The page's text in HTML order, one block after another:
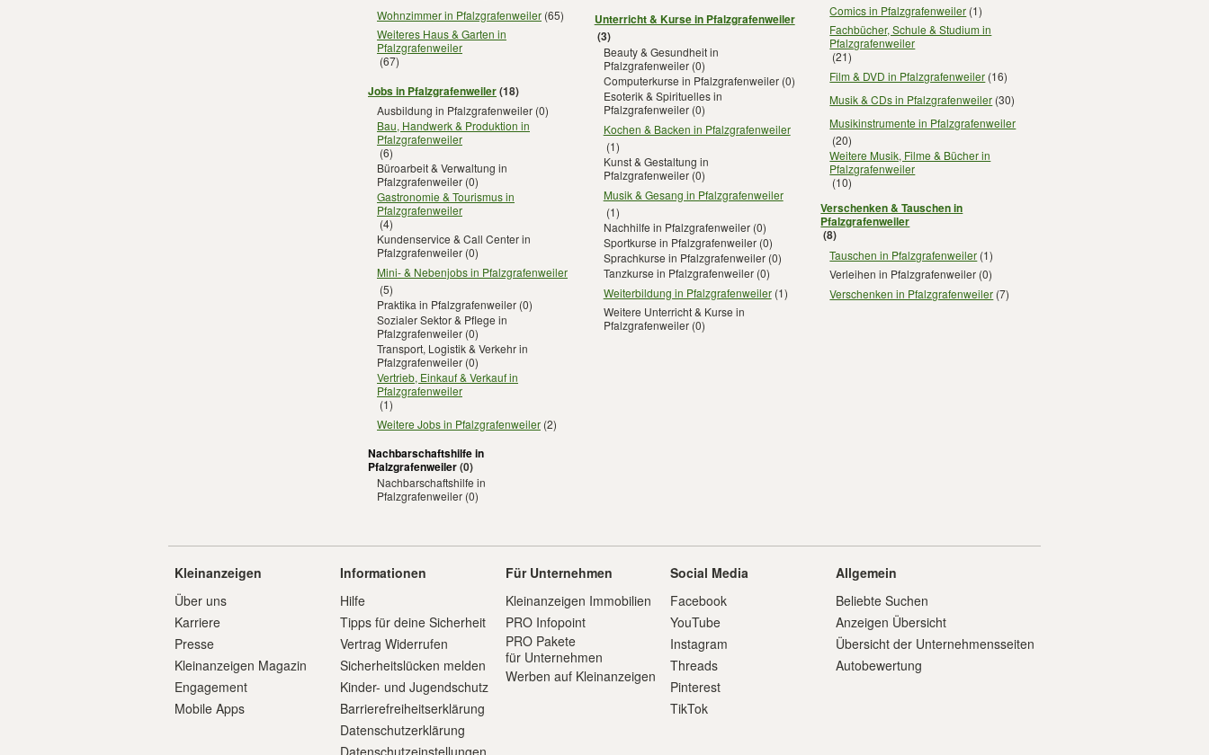
Wohnzimmer in Pfalzgrafenweiler (65)
Weiteres Haus & Garten in
Pfalzgrafenweiler
(67)
Jobs in Pfalzgrafenweiler(18)
Ausbildung in Pfalzgrafenweiler (0)
Bau, Handwerk & Produktion in
Pfalzgrafenweiler
(6)
Büroarbeit & Verwaltung in
Pfalzgrafenweiler (0)
Gastronomie & Tourismus in
Pfalzgrafenweiler
(4)
Kundenservice & Call Center in
Pfalzgrafenweiler (0)
Mini- & Nebenjobs in Pfalzgrafenweiler
(5)
Praktika in Pfalzgrafenweiler (0)
Sozialer Sektor & Pflege in
Pfalzgrafenweiler (0)
Transport, Logistik & Verkehr in
Pfalzgrafenweiler (0)
Vertrieb, Einkauf & Verkauf in
Pfalzgrafenweiler
(1)
Weitere Jobs in Pfalzgrafenweiler (2)
Nachbarschaftshilfe in
Pfalzgrafenweiler(0)
Nachbarschaftshilfe in
Pfalzgrafenweiler (0)
Unterricht & Kurse in Pfalzgrafenweiler
(3)
Beauty & Gesundheit in
Pfalzgrafenweiler(0)
Computerkurse in Pfalzgrafenweiler(0)
Esoterik & Spirituelles in
Pfalzgrafenweiler(0)
Kochen & Backen in Pfalzgrafenweiler
(1)
Kunst & Gestaltung in
Pfalzgrafenweiler(0)
Musik & Gesang in Pfalzgrafenweiler
(1)
Nachhilfe in Pfalzgrafenweiler(0)
Sportkurse in Pfalzgrafenweiler(0)
Sprachkurse in Pfalzgrafenweiler(0)
Tanzkurse in Pfalzgrafenweiler(0)
Weiterbildung in Pfalzgrafenweiler(1)
Weitere Unterricht & Kurse in
Pfalzgrafenweiler(0)
Comics in Pfalzgrafenweiler (1)
Fachbücher, Schule & Studium in
Pfalzgrafenweiler
(21)
Film & DVD in Pfalzgrafenweiler (16)
Musik & CDs in Pfalzgrafenweiler (30)
Musikinstrumente in Pfalzgrafenweiler
(20)
Weitere Musik, Filme & Bücher in
Pfalzgrafenweiler
(10)
Verschenken & Tauschen in
Pfalzgrafenweiler
(8)
Tauschen in Pfalzgrafenweiler (1)
Verleihen in Pfalzgrafenweiler (0)
Verschenken in Pfalzgrafenweiler (7)
Kleinanzeigen
Über uns
Karriere
Presse
Kleinanzeigen Magazin
Engagement
Mobile Apps
Informationen
Hilfe
Tipps für deine Sicherheit
Vertrag Widerrufen
Sicherheitslücken melden
Kinder- und Jugendschutz
Barrierefreiheitserklärung
Datenschutzerklärung
Datenschutzeinstellungen
Für Unternehmen
Kleinanzeigen Immobilien
PRO Infopoint
PRO Pakete
für Unternehmen
Werben auf Kleinanzeigen
Social Media
Facebook
YouTube
Instagram
Threads
Pinterest
TikTok
Allgemein
Beliebte Suchen
Anzeigen Übersicht
Übersicht der Unternehmensseiten
Autobewertung